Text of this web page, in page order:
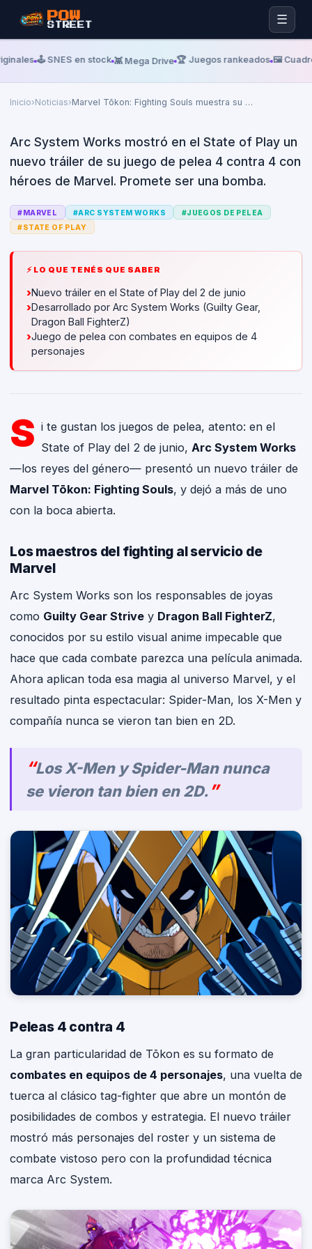
POW
STREET ☰
🕹️ SNES en stock 👾 Mega Drive 🏆 Juegos rankeados 🖼️
Inicio›Noticias›Marvel Tōkon: Fighting Souls muestra su …
Marvel Tōkon: Fighting Souls
muestra su nuevo tráiler
Arc System Works mostró en el State of Play un
nuevo tráiler de su juego de pelea 4 contra 4 con
héroes de Marvel. Promete ser una bomba.
#MARVEL #ARC SYSTEM WORKS #JUEGOS DE PELEA
#STATE OF PLAY
⚡ LO QUE TENÉS QUE SABER
›Nuevo tráiler en el State of Play del 2 de junio
›Desarrollado por Arc System Works (Guilty Gear,
Dragon Ball FighterZ)
›Juego de pelea con combates en equipos de 4
personajes
S i te gustan los juegos de pelea, atento: en el
State of Play del 2 de junio, Arc System Works
—los reyes del género— presentó un nuevo tráiler de
Marvel Tōkon: Fighting Souls, y dejó a más de uno
con la boca abierta.
Los maestros del fighting al servicio de
Marvel
Arc System Works son los responsables de joyas
como Guilty Gear Strive y Dragon Ball FighterZ,
conocidos por su estilo visual anime impecable que
hace que cada combate parezca una película animada.
Ahora aplican toda esa magia al universo Marvel, y el
resultado pinta espectacular: Spider-Man, los X-Men y
compañía nunca se vieron tan bien en 2D.
Los X-Men y Spider-Man nunca
se vieron tan bien en 2D.
Peleas 4 contra 4
La gran particularidad de Tōkon es su formato de
combates en equipos de 4 personajes, una vuelta de
tuerca al clásico tag-fighter que abre un montón de
posibilidades de combos y estrategia. El nuevo tráiler
mostró más personajes del roster y un sistema de
combate vistoso pero con la profundidad técnica
marca Arc System.